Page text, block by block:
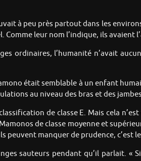
à peu près partout dans les
Comme leur nom l’indique, ils avaient
ordinaires, l’humanité n’avait
était semblable à un enfant
au niveau des bras et des
de classe E. Mais cela
de classe moyenne et
peuvent manquer de prudence, c’est
sauteurs pendant qu’il parlait.